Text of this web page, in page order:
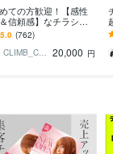
ての方歓迎！【感性
信頼感】なチラシ作
す チラシ修正無制
ココナラ評価5.0のPR
定サービス
5.0 (762)
CLIMB_CREATION 20,000 円